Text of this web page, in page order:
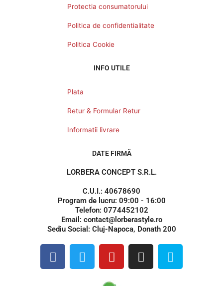
Protectia consumatorului
Politica de confidentialitate
Politica Cookie
INFO UTILE
Plata
Retur & Formular Retur
Informatii livrare
DATE FIRMĂ
LORBERA CONCEPT S.R.L.
C.U.I.: 40678690
Program de lucru: 09:00 - 16:00
Telefon: 0774452102
Email: contact@lorberastyle.ro
Sediu Social: Cluj-Napoca, Donath 200
F
a
T
w
Y
o
I
n
S
k